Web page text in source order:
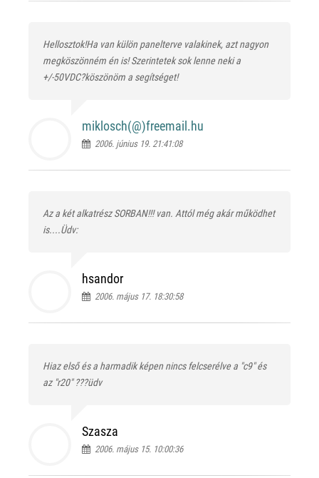
Hellosztok!Ha van külön panelterve valakinek, azt nagyon
megköszönném én is! Szerintetek sok lenne neki a
+/-50VDC?köszönöm a segítséget!
miklosch(@)freemail.hu
2006. június 19. 21:41:08
Az a két alkatrész SORBAN!!! van. Attól még akár működhet
is....Üdv:
hsandor
2006. május 17. 18:30:58
Hiaz első és a harmadik képen nincs felcserélve a "c9" és
az "r20" ???üdv
Szasza
2006. május 15. 10:00:36